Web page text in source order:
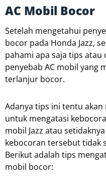
AC Mobil Bocor
Setelah mengetahui
bocor pada Honda Jazz,
pahami apa saja tips atau
penyebab AC mobil yang
terlanjur bocor.
Adanya tips ini tentu
untuk mengatasi
mobil Jazz atau
kebocoran tersebut tidak
Berikut adalah tips
mobil bocor: